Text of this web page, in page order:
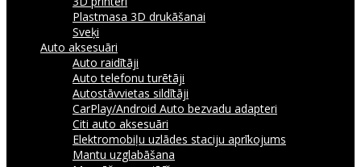
Plastmasa 3D drukāšanai
Sveķi
Auto aksesuāri
Auto raidītāji
Auto telefonu turētāji
Autostāvvietas sildītāji
CarPlay/Android Auto bezvadu adapteri
Citi auto aksesuāri
Elektromobiļu uzlādes staciju aprīkojums
Mantu uzglabāšana